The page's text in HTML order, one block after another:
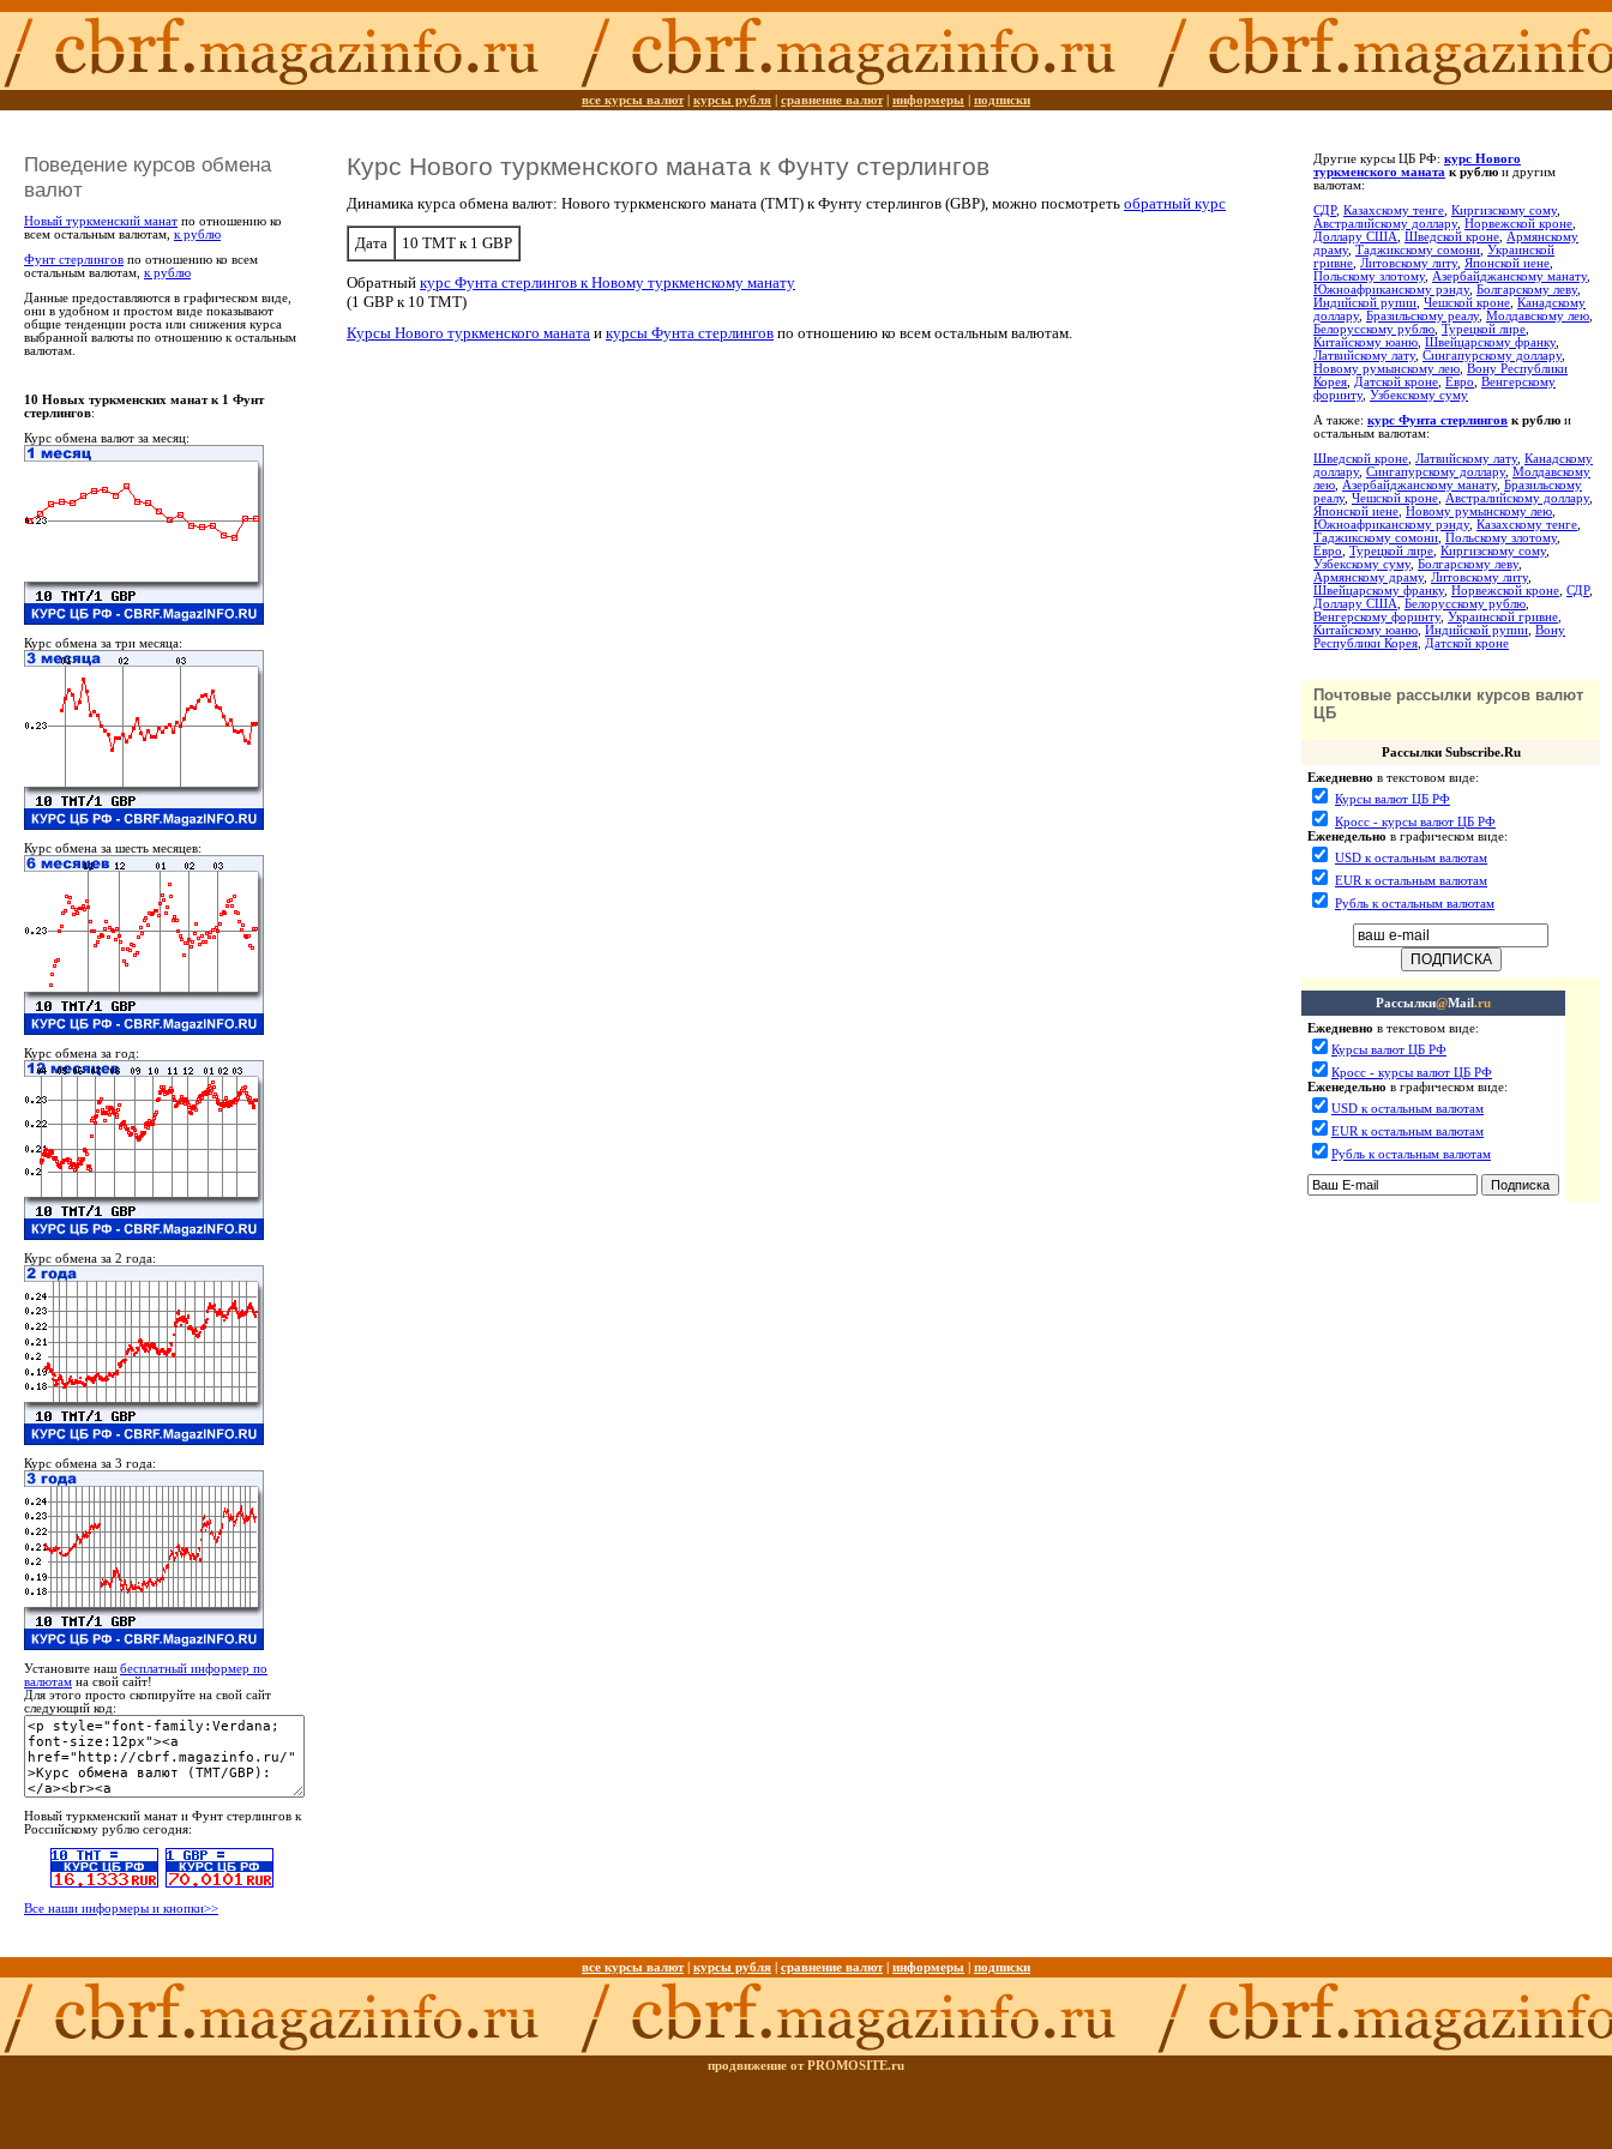
все курсы валют| курсы рубля сравнение валют| информеры подписки
Поведение курсов обмена
валют
Новый туркменский манат по отношению ко
всем остальным валютам, к рублю
Фунт стерлингов по отношению ко всем
остальным валютам, к рублю
Данные предоставляются в графическом виде,
они в удобном и простом виде показывают
общие тенденции роста или снижения курса
выбранной валюты по отношению к остальным
валютам.
Курс Нового туркменского маната к Фунту стерлингов
Динамика курса обмена валют: Нового туркменского маната (TMT) к Фунту стерлингов (GBP), можно посмотреть обратный курс
Дата 10 TMT к 1 GBP
Обратный курс Фунта стерлингов к Новому туркменскому манату
(1 GBP к 10 TMT)
Курсы Нового туркменского маната и курсы Фунта стерлингов по отношению ко всем остальным валютам.
Другие курсы ЦБ РФ: курс Нового
туркменского маната к рублю и другим
валютам:
СДР, Казахскому тенге Киргизскому сому,
Австралийскому доллару, Норвежской кроне
Доллару США
Шведской кроне
Армянскому
драму, Таджикскому сомони Украинской
гривне Литовскому литу, Японской иене
Польскому злотому, Азербайджанскому манату,
Южноафриканскому рэнду, Болгарскому леву,
Индийской рупии Чешской кроне Канадскому
доллару, Бразильскому реалу, Молдавскому лею
Белорусскому рублю Турецкой лире
Китайскому юаню Швейцарскому франку,
Латвийскому лату, Сингапурскому доллару,
Новому румынскому лею Вону Республики
Корея
Датской кроне Евро
Венгерскому
форинту, Узбекскому суму
А также: курс Фунта стерлингов к рублю и
остальным валютам:
Шведской кроне Латвийскому лату, Канадскому
доллару, Сингапурскому доллару, Молдавскому
лею
Азербайджанскому манату, Бразильскому
реалу, Чешской кроне Австралийскому доллару,
Японской иене Новому румынскому лею
Южноафриканскому рэнду, Казахскому тенге
Таджикскому сомони Польскому злотому,
Евро
Турецкой лире Киргизскому сому,
Узбекскому суму, Болгарскому леву,
Армянскому драму, Литовскому литу,
Швейцарскому франку, Норвежской кроне СДР,
Доллару США
Белорусскому рублю
Венгерскому форинту, Украинской гривне
Китайскому юаню Индийской рупии Вону
Республики Корея
Датской кроне
Почтовые рассылки курсов валют
ЦБ
Рассылки Subscribe.Ru
Ежедневно в текстовом виде:
Курсы валют ЦБ РФ
Кросс - курсы валют ЦБ РФ
Еженедельно в графическом виде:
USD к остальным валютам
EUR к остальным валютам
Рубль к остальным валютам
Рассылки@Mail.ru
Ежедневно в текстовом виде:
Курсы валют ЦБ РФ
Кросс - курсы валют ЦБ РФ
Еженедельно в графическом виде:
USD к остальным валютам
EUR к остальным валютам
Рубль к остальным валютам
10 Новых туркменских манат к 1 Фунт
стерлингов:
Курс обмена валют за месяц:
Курс обмена за три месяца:
Курс обмена за шесть месяцев:
Курс обмена за год:
Курс обмена за 2 года:
Курс обмена за 3 года:
Установите наш бесплатный информер по
валютам на свой сайт!
Для этого просто скопируйте на свой сайт
следующий код:
Новый туркменский манат и Фунт стерлингов к
Российскому рублю сегодня:
Все наши информеры и кнопки>>
все курсы валют| курсы рубля сравнение валют| информеры подписки
продвижение от PROMOSITE.ru